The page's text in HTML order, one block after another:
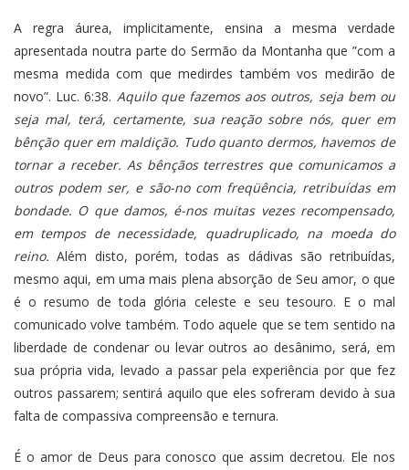
A regra áurea, implicitamente, ensina a mesma verdade
apresentada noutra parte do Sermão da Montanha que ”com a
mesma medida com que medirdes também vos medirão de
novo”. Luc. 6:38. Aquilo que fazemos aos outros, seja bem ou
seja mal, terá, certamente, sua reação sobre nós, quer em
bênção quer em maldição. Tudo quanto dermos, havemos de
tornar a receber. As bênçãos terrestres que comunicamos a
outros podem ser, e são-no com freqüência, retribuídas em
bondade. O que damos, é-nos muitas vezes recompensado,
em tempos de necessidade, quadruplicado, na moeda do
reino.Além disto, porém, todas as dádivas são retribuídas,
mesmo aqui, em uma mais plena absorção de Seu amor, o que
é o resumo de toda glória celeste e seu tesouro. E o mal
comunicado volve também. Todo aquele que se tem sentido na
liberdade de condenar ou levar outros ao desânimo, será, em
sua própria vida, levado a passar pela experiência por que fez
outros passarem; sentirá aquilo que eles sofreram devido à sua
falta de compassiva compreensão e ternura.
É o amor de Deus para conosco que assim decretou. Ele nos